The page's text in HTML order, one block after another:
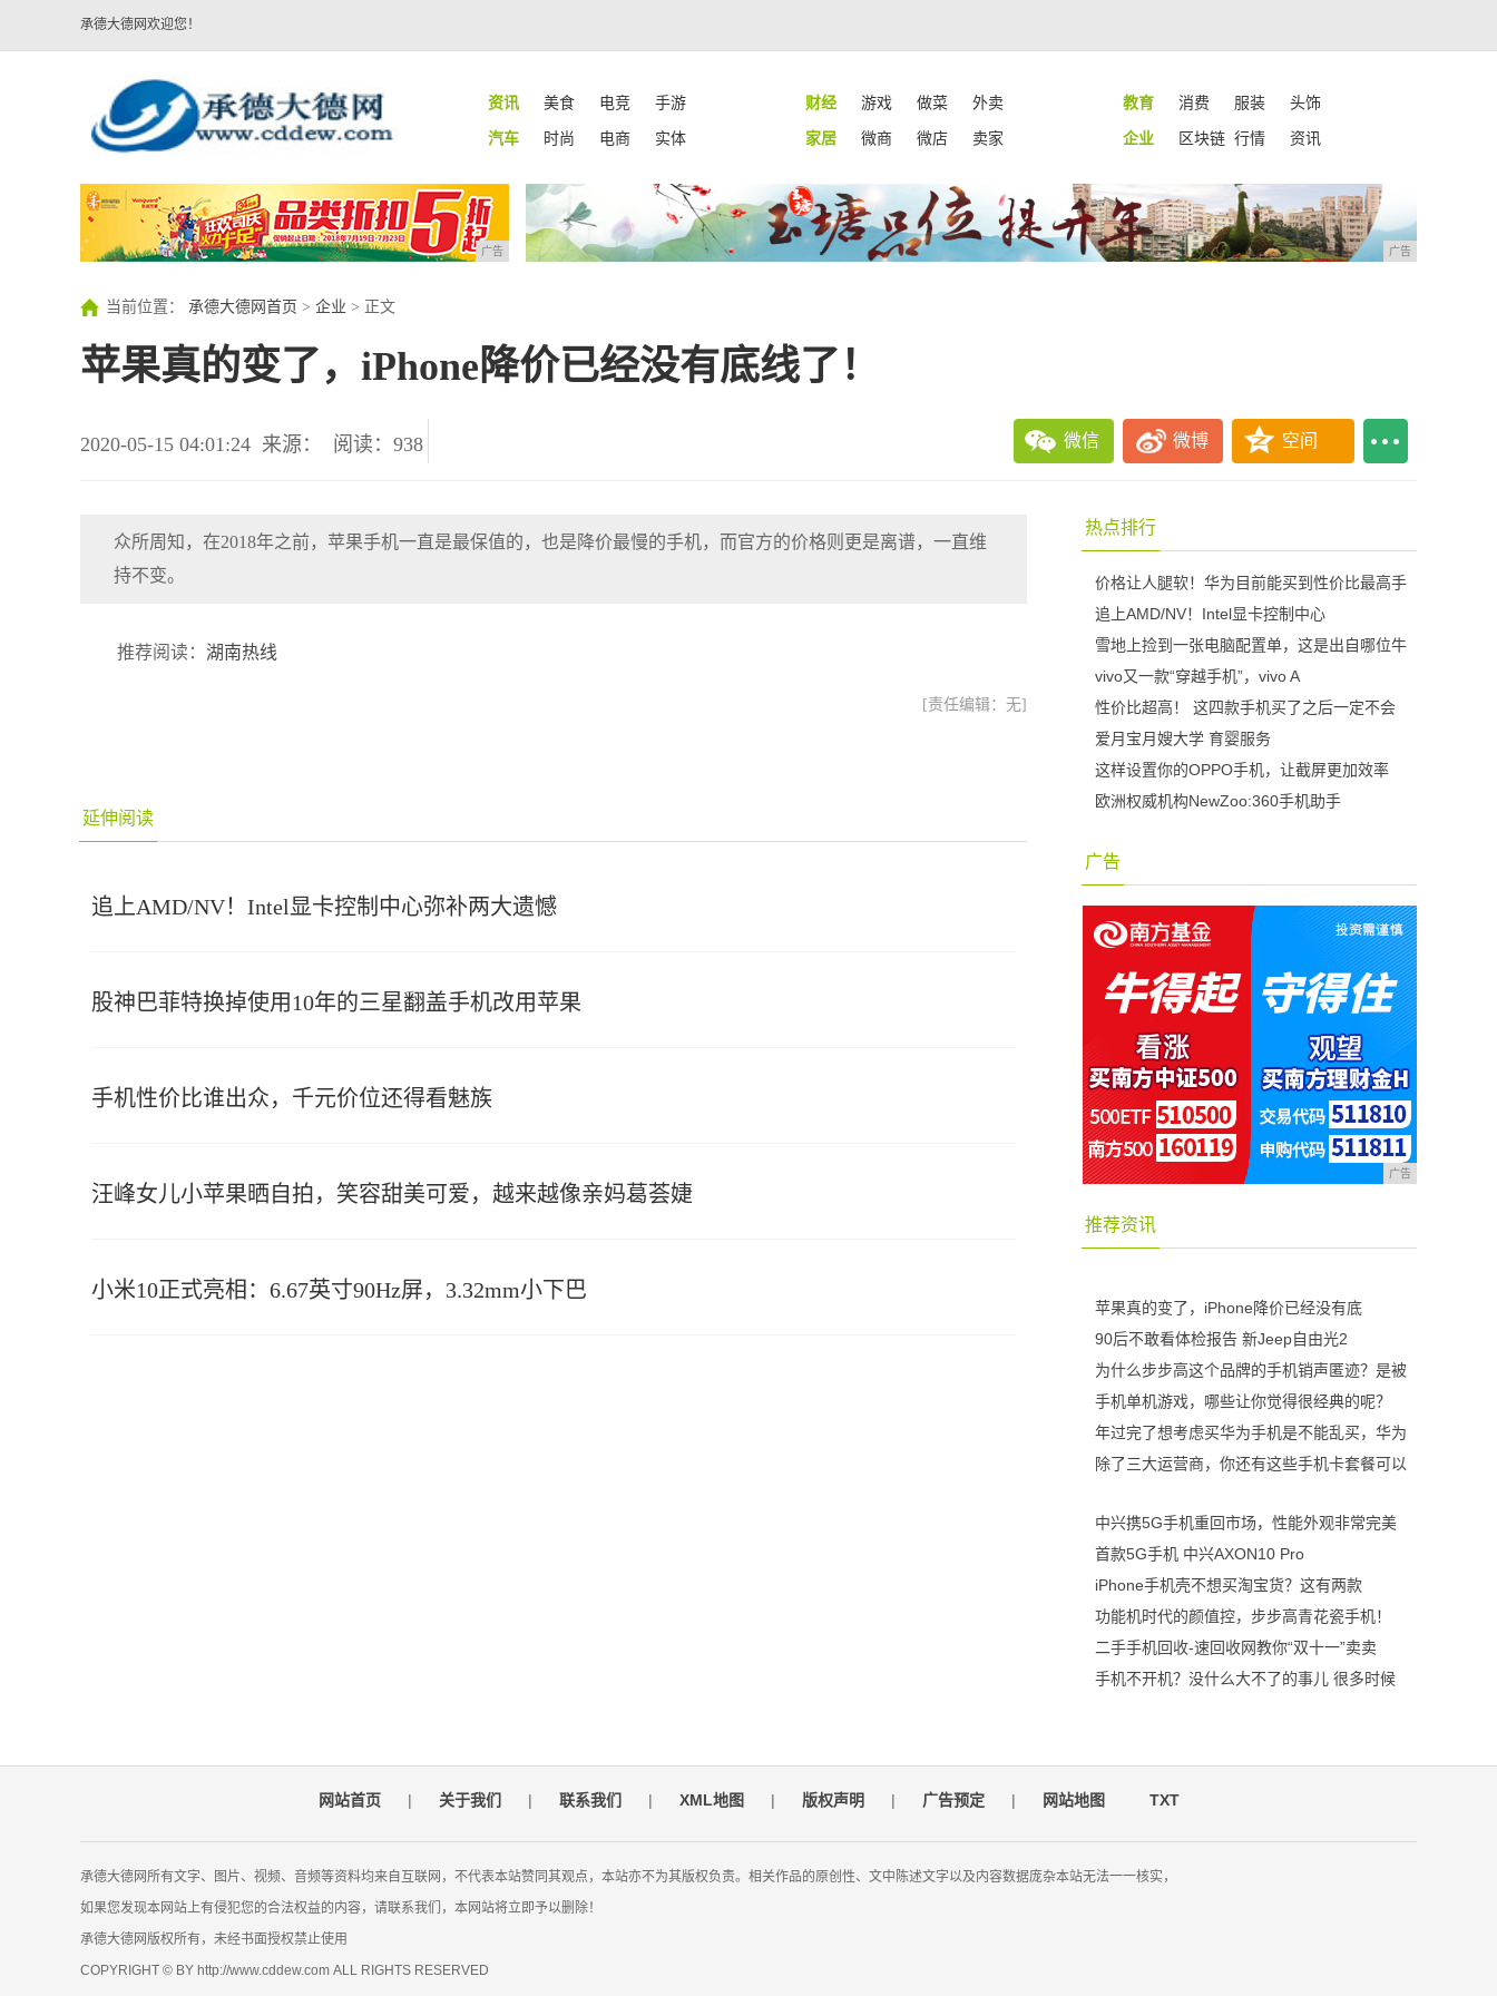
承德大德网欢迎您！
资讯 美食 电竞 手游 财经 游戏 做菜 外卖 教育 消费 服装
头饰
汽车
时尚 电商 实体 家居 微商 微店 卖家 企业 区块链 行情 资讯
广告 广告
当前位置： 承德大德网首页 > 企业 > 正文
苹果真的变了，iPhone降价已经没有底线了！
2020-05-15 04:01:24 来源： 阅读：938 微信 微博 空间
众所周知，在2018年之前，苹果手机一直是最保值的，也是降价最慢的手机，而官方的价格则更是离谱，一直维
持不变。
推荐阅读： 湖南热线
[责任编辑：无]
延伸阅读
追上AMD/NV！Intel显卡控制中心弥补两大遗憾
股神巴菲特换掉使用10年的三星翻盖手机改用苹果
手机性价比谁出众，千元价位还得看魅族
汪峰女儿小苹果晒自拍，笑容甜美可爱，越来越像亲妈葛荟婕
小米10正式亮相：6.67英寸90Hz屏，3.32mm小下巴
热点排行
价格让人腿软！华为目前能买到性价比最高手
追上AMD/NV！Intel显卡控制中心
雪地上捡到一张电脑配置单，这是出自哪位牛
vivo又一款“穿越手机”，vivo A
性价比超高！ 这四款手机买了之后一定不会
爱月宝月嫂大学 育婴服务
这样设置你的OPPO手机，让截屏更加效率
欧洲权威机构NewZoo:360手机助手
广告
广告
推荐资讯
苹果真的变了，iPhone降价已经没有底
90后不敢看体检报告 新Jeep自由光2
为什么步步高这个品牌的手机销声匿迹？是被
手机单机游戏，哪些让你觉得很经典的呢？
年过完了想考虑买华为手机是不能乱买，华为
除了三大运营商，你还有这些手机卡套餐可以
中兴携5G手机重回市场，性能外观非常完美
首款5G手机 中兴AXON10 Pro
iPhone手机壳不想买淘宝货？这有两款
功能机时代的颜值控，步步高青花瓷手机！
二手手机回收-速回收网教你“双十一”卖卖
手机不开机？没什么大不了的事儿 很多时候
网站首页 | 关于我们 | 联系我们 | XML地图 | 版权声明 | 广告预定 | 网站地图 TXT
承德大德网所有文字、图片、视频、音频等资料均来自互联网，不代表本站赞同其观点，本站亦不为其版权负责。相关作品的原创性、文中陈述文字以及内容数据庞杂本站无法一一核实，
如果您发现本网站上有侵犯您的合法权益的内容，请联系我们，本网站将立即予以删除！
承德大德网版权所有，未经书面授权禁止使用
COPYRIGHT © BY http://www.cddew.com ALL RIGHTS RESERVED